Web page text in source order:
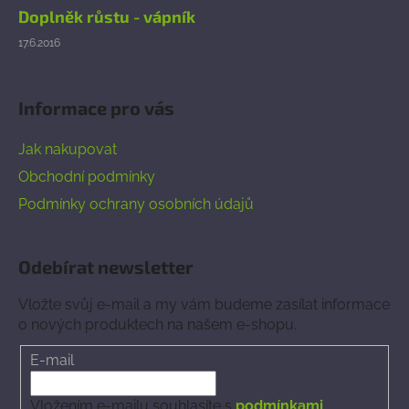
Doplněk růstu - vápník
17.6.2016
Informace pro vás
Jak nakupovat
Obchodní podmínky
Podmínky ochrany osobních údajů
Odebírat newsletter
Vložte svůj e-mail a my vám budeme zasílat informace
o nových produktech na našem e-shopu.
E-mail